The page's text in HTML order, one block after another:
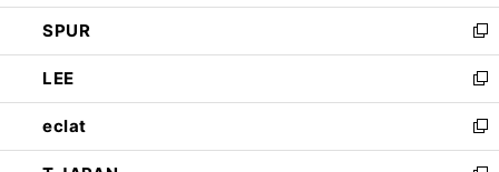
ウ
で
開
く
ン
ド
ウ
で
開
く
ウ
ィ
ン
ド
ウ
で
開
し
い
ウ
ィ
ン
ド
ウ
SPUR
新
し
い
ウ
ィ
ン
LEE
新
し
い
ウ
eclat
新
し